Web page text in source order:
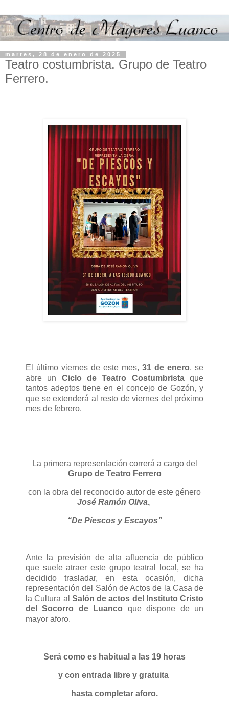
martes, 28 de enero de 2025
Teatro costumbrista. Grupo de Teatro
Ferrero.
El último viernes de este mes, 31 de enero, se
abre un Ciclo de Teatro Costumbristaque
tantos adeptos tiene en el concejo de Gozón, y
que se extenderá al resto de viernes del próximo
mes de febrero.
La primera representación correrá a cargo del
Grupo de Teatro Ferrero
con la obra del reconocido autor de este género
José Ramón Oliva,
“De Piescos y Escayos”
Ante la previsión de alta afluencia de público
que suele atraer este grupo teatral local, se ha
decidido trasladar, en esta ocasión, dicha
representación del Salón de Actos de la Casa de
la Cultura al Salón de actos del Instituto Cristo
del Socorro de Luanco que dispone de un
mayor aforo.
Será como es habitual a las 19 horas
y con entrada libre y gratuita
hasta completar aforo.